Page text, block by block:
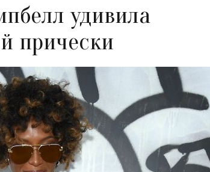
удивила
прически